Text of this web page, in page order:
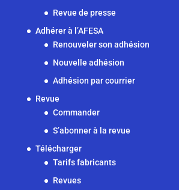
Revue de presse
Adhérer à l’AFESA
Renouveler son adhésion
Nouvelle adhésion
Adhésion par courrier
Revue
Commander
S’abonner à la revue
Télécharger
Tarifs fabricants
Revues